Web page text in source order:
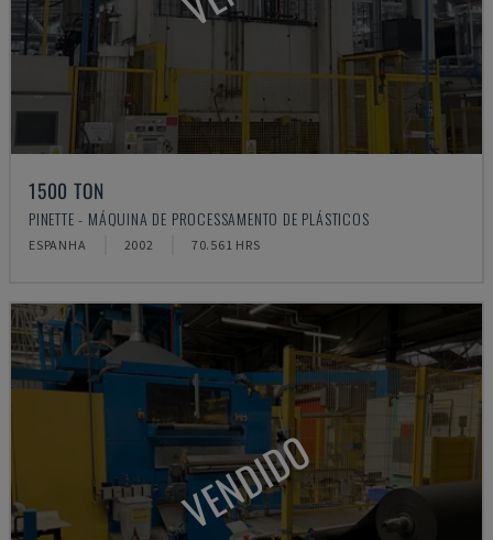
1500 TON
PINETTE - MÁQUINA DE PROCESSAMENTO DE PLÁSTICOS
ESPANHA 2002 70.561 HRS
VENDIDO